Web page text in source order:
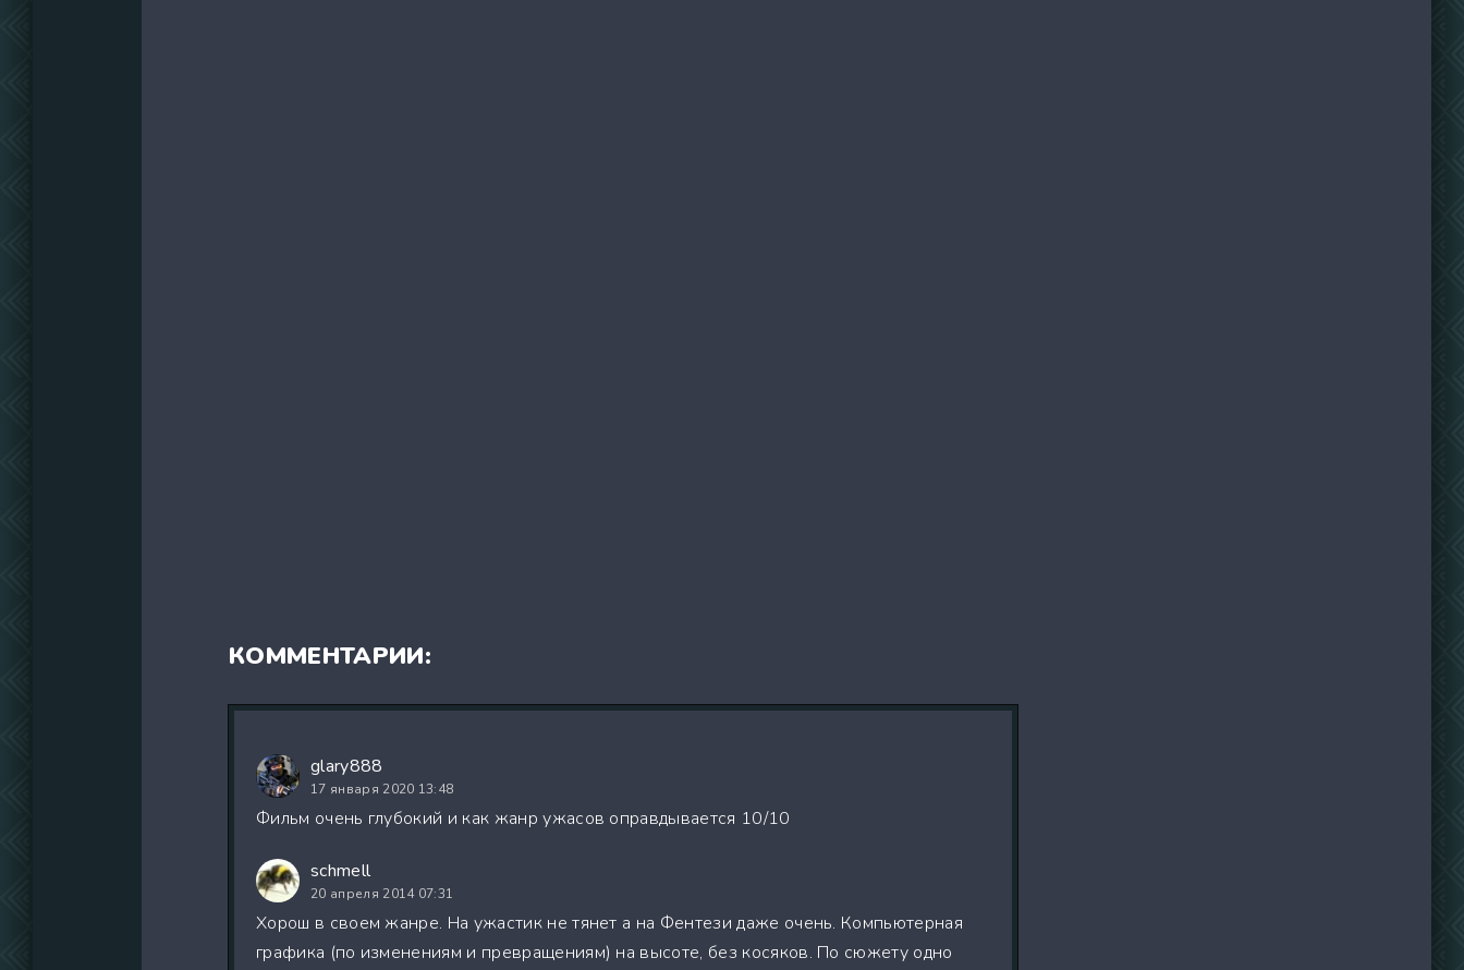
КОММЕНТАРИИ:
glary888
17 января 2020 13:48
Фильм очень глубокий и как жанр ужасов оправдывается 10/10
schmell
20 апреля 2014 07:31
Хорош в своем жанре. На ужастик не тянет а на Фентези даже очень. Компьютерная
графика (по изменениям и превращениям) на высоте, без косяков. По сюжету одно